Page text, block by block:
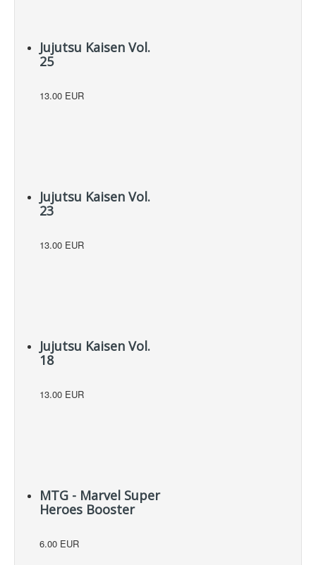
Jujutsu Kaisen Vol.
25
13.00 EUR
Jujutsu Kaisen Vol.
23
13.00 EUR
Jujutsu Kaisen Vol.
18
13.00 EUR
MTG - Marvel Super
Heroes Booster
6.00 EUR